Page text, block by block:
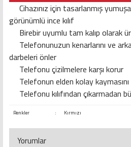
Cihazınız için tasarlanmış
görünümlü ince kılıf
Birebir uyumlu tam kalıp olarak
Telefonunuzun kenarlarını ve
darbeleri önler
Telefonu çizilmelere karşı korur
Telefonun elden kolay
Telefonu kılıfından çıkarmadan
Renkler : Kırmızı
Yorumlar